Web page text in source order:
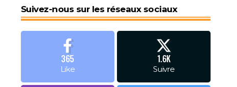
Suivez-nous sur les réseaux sociaux
365
Like
1.6K
Suivre